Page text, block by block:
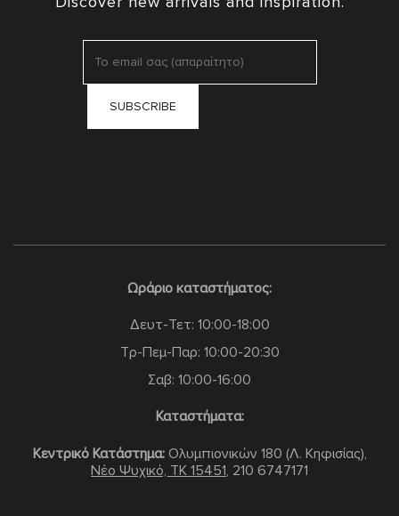
Ωράριο καταστήματος:
Δευτ-Τετ: 10:00-18:00
Τρ-Πεμ-Παρ: 10:00-20:30
Σαβ: 10:00-16:00
Καταστήματα:
Κεντρικό Κατάστημα:Ολυμπιονικών 180 (Λ. Κηφισίας),
Νέο Ψυχικό, TK 15451, 210 6747171